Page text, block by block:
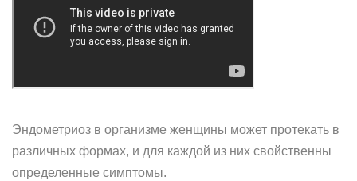
Эндометриоз в организме женщины может протекать в
различных формах, и для каждой из них свойственны
определенные симптомы.